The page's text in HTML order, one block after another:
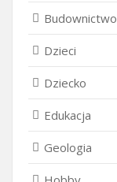
Budownictwo
Dzieci
Dziecko
Edukacja
Geologia